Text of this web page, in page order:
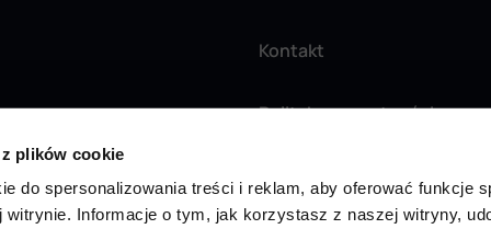
plików cookie
do spersonalizowania treści i reklam, aby oferować funkcje
witrynie. Informacje o tym, jak korzystasz z naszej witryny,
Kontakt
Polityka prywatności
Smart Apply